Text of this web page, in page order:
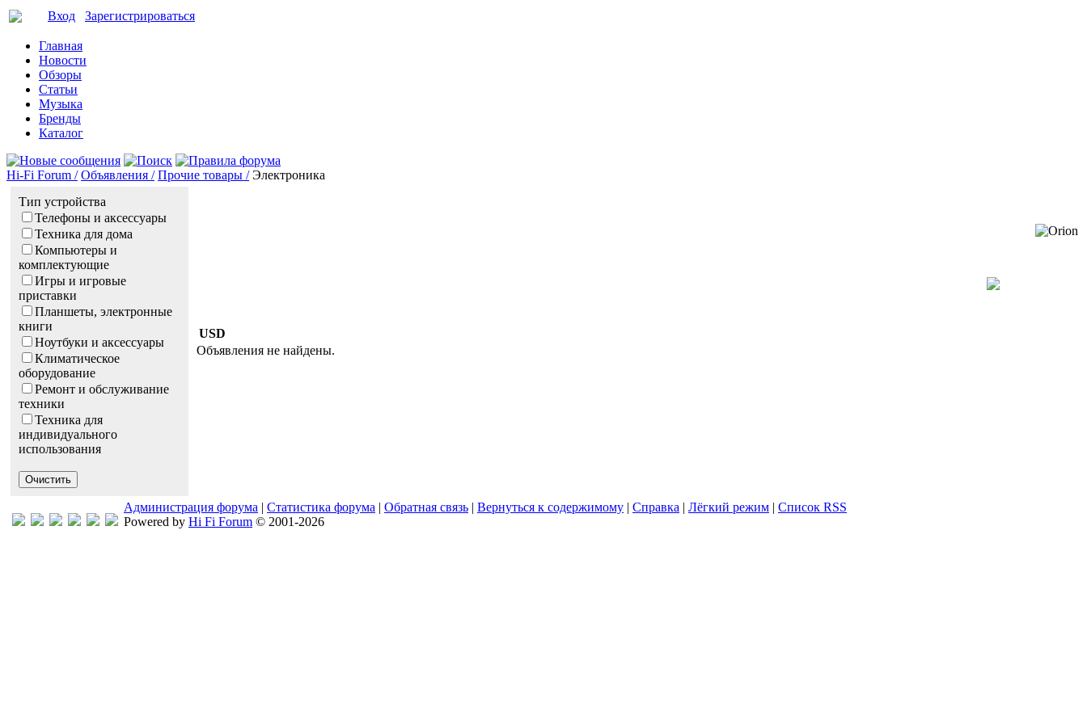
Вход Зарегистрироваться
Главная
Новости
Обзоры
Статьи
Музыка
Бренды
Каталог
Hi-Fi Forum / Объявления / Прочие товары / Электроника
Тип устройства
Телефоны и аксессуары
Техника для дома
Компьютеры и
комплектующие
Игры и игровые
приставки
Планшеты, электронные
книги
Ноутбуки и аксессуары
Климатическое
оборудование
Ремонт и обслуживание
техники
Техника для
индивидуального
использования
USD
Объявления не найдены.
Администрация форума | Статистика форума | Обратная связь | Вернуться к содержимому | Справка | Лёгкий режим | Список RSS
Powered by Hi Fi Forum © 2001-2026